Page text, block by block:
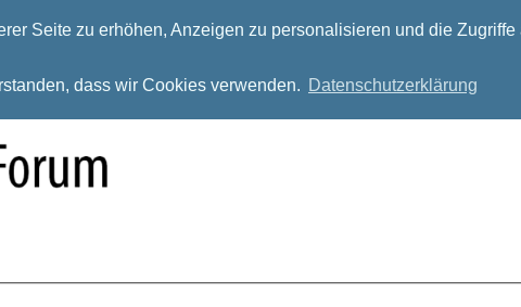
Seite zu erhöhen, Anzeigen zu personalisieren und die Zugriffe
dass wir Cookies verwenden. Datenschutzerklärung